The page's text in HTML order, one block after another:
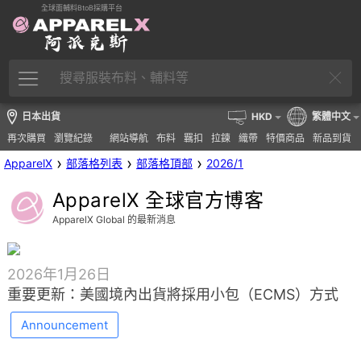
全球面輔料BtoB採購平台
日本出貨
再次購買
瀏覽紀錄 網站導航 布料 羈扣 拉鍊 織帶 特價商品 新品到貨
HKD 繁體中文
ApparelX › 部落格列表 › 部落格頂部 › 2026/1
ApparelX 全球官方博客
ApparelX Global 的最新消息
2026年1月26日
重要更新：美國境內出貨將採用小包（ECMS）方式
Announcement